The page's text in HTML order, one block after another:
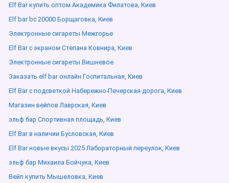
Elf Bar купить оптом Академика Филатова, Киев
Elf bar bc 20000 Борщаговка, Киев
Электронные сигареты Межгорье
Elf Bar с экраном Степана Ковнира, Киев
Электронные сигареты Вишневое
Заказать elf bar онлайн Госпитальная, Киев
Elf Bar с подсветкой Набережно-Печерская дорога, Киев
Магазин вейпов Лаврская, Киев
эльф бар Спортивная площадь, Киев
Elf Bar в наличии Бусловская, Киев
Elf Bar новые вкусы 2025 Лабораторный переулок, Киев
эльф бар Михаила Бойчука, Киев
Вейп купить Мышеловка, Киев